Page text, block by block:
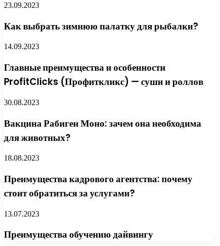
23.09.2023
Как выбрать зимнюю палатку для рыбалки?
14.09.2023
Главные преимущества и особенности
ProfitClicks (Профиткликс) — суши и роллов
30.08.2023
Вакцина Рабиген Моно: зачем она необходима
для животных?
18.08.2023
Преимущества кадрового агентства: почему
стоит обратиться за услугами?
13.07.2023
Преимущества обучению дайвингу